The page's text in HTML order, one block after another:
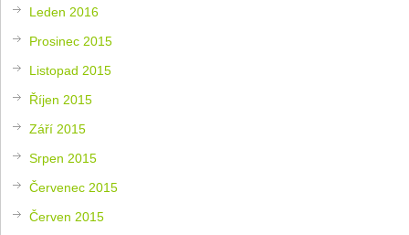
Leden 2016
Prosinec 2015
Listopad 2015
Říjen 2015
Září 2015
Srpen 2015
Červenec 2015
Červen 2015